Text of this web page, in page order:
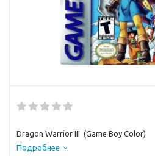
Dragon Warrior III (Game Boy Color)
Подробнее